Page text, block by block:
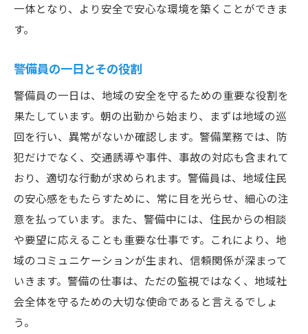
一体となり、より安全で安心な環境を築くことができま
す。
警備員の一日とその役割
警備員の一日は、地域の安全を守るための重要な役割を
果たしています。朝の出勤から始まり、まずは地域の巡
回を行い、異常がないか確認します。警備業務では、防
犯だけでなく、交通誘導や事件、事故の対応も含まれて
おり、適切な行動が求められます。警備員は、地域住民
の安心感をもたらすために、常に目を光らせ、細心の注
意を払っています。また、警備中には、住民からの相談
や要望に応えることも重要な仕事です。これにより、地
域のコミュニケーションが生まれ、信頼関係が深まって
いきます。警備の仕事は、ただの監視ではなく、地域社
会全体を守るための大切な使命であると言えるでしょ
う。